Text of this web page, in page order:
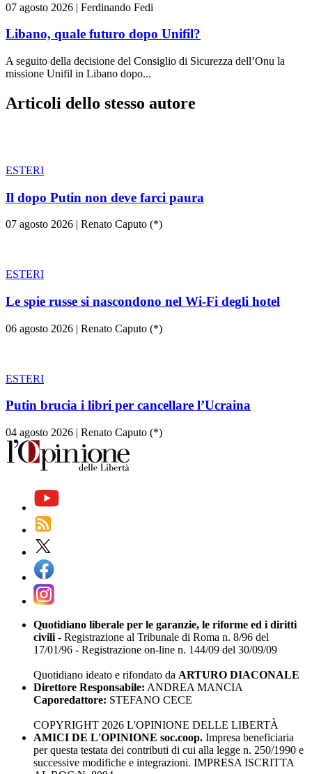
07 agosto 2026 | Ferdinando Fedi
Libano, quale futuro dopo Unifil?
A seguito della decisione del Consiglio di Sicurezza dell’Onu la
missione Unifil in Libano dopo...
Articoli dello stesso autore
ESTERI
Il dopo Putin non deve farci paura
07 agosto 2026 | Renato Caputo (*)
ESTERI
Le spie russe si nascondono nel Wi-Fi degli hotel
06 agosto 2026 | Renato Caputo (*)
ESTERI
Putin brucia i libri per cancellare l’Ucraina
04 agosto 2026 | Renato Caputo (*)
Quotidiano liberale per le garanzie, le riforme ed i diritti
civili - Registrazione al Tribunale di Roma n. 8/96 del
17/01/96 - Registrazione on-line n. 144/09 del 30/09/09
Quotidiano ideato e rifondato da ARTURO DIACONALE
Direttore Responsabile: ANDREA MANCIA
Caporedattore: STEFANO CECE
COPYRIGHT 2026 L'OPINIONE DELLE LIBERTÀ
AMICI DE L'OPINIONE soc.coop. Impresa beneficiaria
per questa testata dei contributi di cui alla legge n. 250/1990 e
successive modifiche e integrazioni. IMPRESA ISCRITTA